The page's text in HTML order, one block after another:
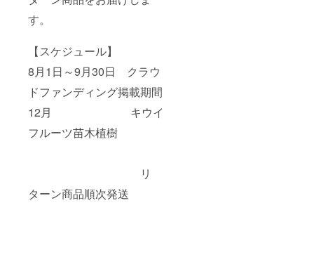
す。
【スケジュール】
8月1日～9月30日 クラウ
ドファンディング掲載期間
12月 キウイ
フルーツ苗木植樹
リ
ターン商品順次発送